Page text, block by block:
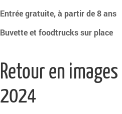
Entrée gratuite, à partir de 8 ans
Buvette et foodtrucks sur place
Retour en
2024